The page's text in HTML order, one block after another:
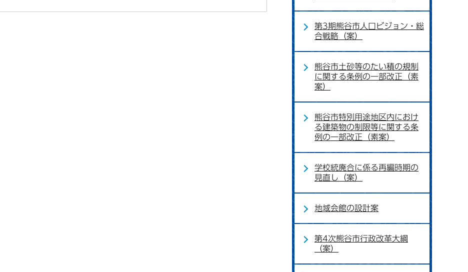
第3期熊谷市人口ビジョン・総
合戦略（案）
熊谷市土砂等のたい積の規制
に関する条例の一部改正（素
案）
熊谷市特別用途地区内におけ
る建築物の制限等に関する条
例の一部改正（素案）
学校統廃合に係る再編時期の
見直し（案）
地域会館の設計案
第4次熊谷市行政改革大綱
（案）